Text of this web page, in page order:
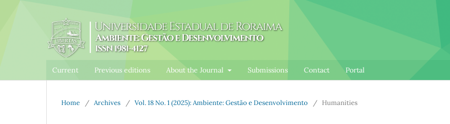
Current Previous editions About the Journal Submissions Contact Portal
Home / Archives / Vol. 18 No. 1 (2025): Ambiente: Gestão e Desenvolvimento / Humanities